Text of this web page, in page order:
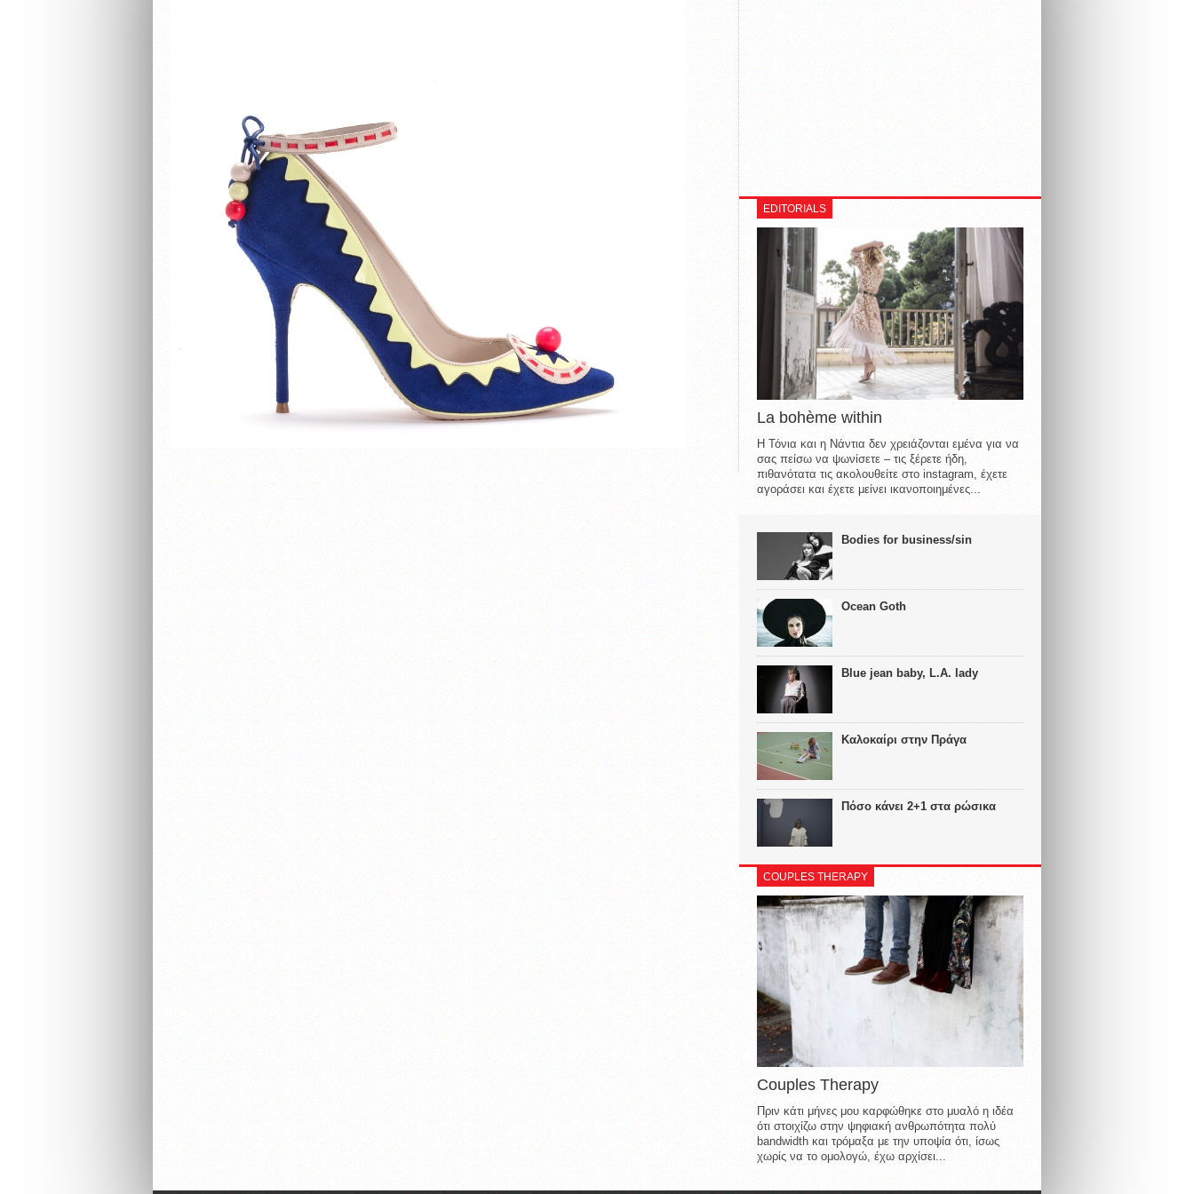
EDITORIALS
La bohème within
Η Τόνια και η Νάντια δεν χρειάζονται εμένα για να
σας πείσω να ψωνίσετε – τις ξέρετε ήδη,
πιθανότατα τις ακολουθείτε στο instagram, έχετε
αγοράσει και έχετε μείνει ικανοποιημένες...
Bodies for business/sin
Ocean Goth
Blue jean baby, L.A. lady
Καλοκαίρι στην Πράγα
Πόσο κάνει 2+1 στα ρώσικα
COUPLES THERAPY
Couples Therapy
Πριν κάτι μήνες μου καρφώθηκε στο μυαλό η ιδέα
ότι στοιχίζω στην ψηφιακή ανθρωπότητα πολύ
bandwidth και τρόμαξα με την υποψία ότι, ίσως
χωρίς να το ομολογώ, έχω αρχίσει...